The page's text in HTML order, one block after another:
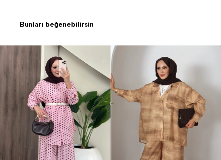
Bunları beğenebilirsin